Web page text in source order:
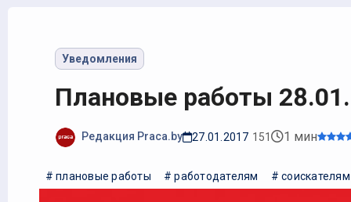
Уведомления
Плановые работы
Редакция Praca.by 27.01.2017 151 1 мин
# плановые работы # работодателям # соискателям